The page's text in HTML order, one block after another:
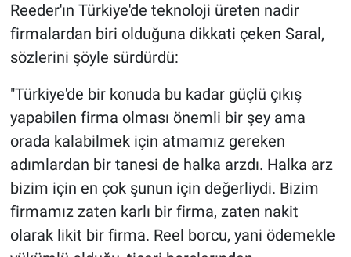
Reeder'ın Türkiye'de teknoloji üreten nadir
firmalardan biri olduğuna dikkati çeken Saral,
sözlerini şöyle sürdürdü:
"Türkiye'de bir konuda bu kadar güçlü çıkış
yapabilen firma olması önemli bir şey ama
orada kalabilmek için atmamız gereken
adımlardan bir tanesi de halka arzdı. Halka arz
bizim için en çok şunun için değerliydi. Bizim
firmamız zaten karlı bir firma, zaten nakit
olarak likit bir firma. Reel borcu, yani ödemekle